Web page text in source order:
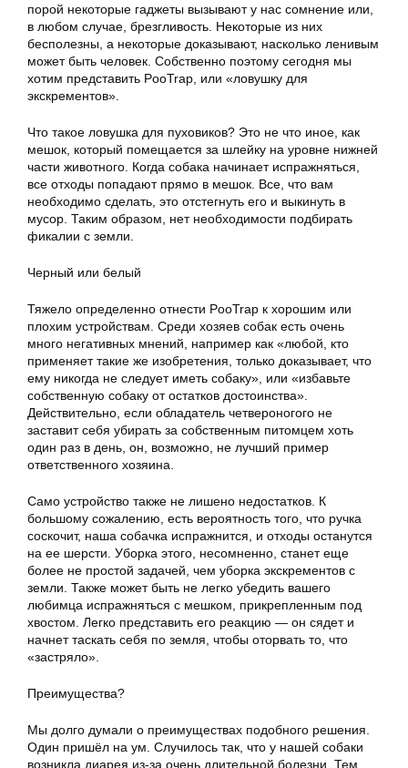
порой некоторые гаджеты вызывают у нас сомнение или,
в любом случае, брезгливость. Некоторые из них
бесполезны, а некоторые доказывают, насколько ленивым
может быть человек. Собственно поэтому сегодня мы
хотим представить PooTrap, или «ловушку для
экскрементов».
Что такое ловушка для пуховиков? Это не что иное, как
мешок, который помещается за шлейку на уровне нижней
части животного. Когда собака начинает испражняться,
все отходы попадают прямо в мешок. Все, что вам
необходимо сделать, это отстегнуть его и выкинуть в
мусор. Таким образом, нет необходимости подбирать
фикалии с земли.
Черный или белый
Тяжело определенно отнести PooTrap к хорошим или
плохим устройствам. Среди хозяев собак есть очень
много негативных мнений, например как «любой, кто
применяет такие же изобретения, только доказывает, что
ему никогда не следует иметь собаку», или «избавьте
собственную собаку от остатков достоинства».
Действительно, если обладатель четвероногого не
заставит себя убирать за собственным питомцем хоть
один раз в день, он, возможно, не лучший пример
ответственного хозяина.
Само устройство также не лишено недостатков. К
большому сожалению, есть вероятность того, что ручка
соскочит, наша собачка испражнится, и отходы останутся
на ее шерсти. Уборка этого, несомненно, станет еще
более не простой задачей, чем уборка экскрементов с
земли. Также может быть не легко убедить вашего
любимца испражняться с мешком, прикрепленным под
хвостом. Легко представить его реакцию — он сядет и
начнет таскать себя по земля, чтобы оторвать то, что
«застряло».
Преимущества?
Мы долго думали о преимуществах подобного решения.
Один пришёл на ум. Случилось так, что у нашей собаки
возникла диарея из-за очень длительной болезни. Тем